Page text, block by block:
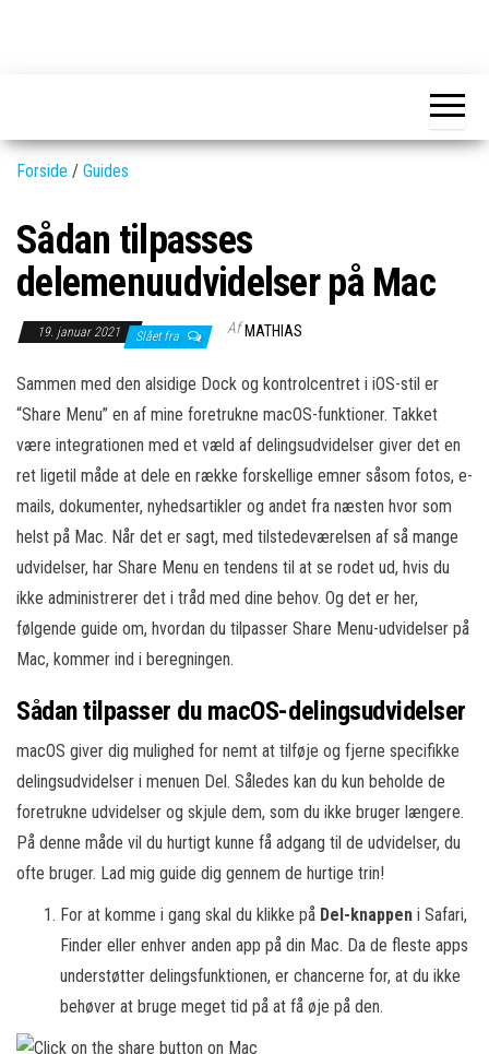
nyeste
Forside / Guides
Sådan tilpasses
delemenuudvidelser på Mac
19. januar 2021 Slået fra Af MATHIAS
Sammen med den alsidige Dock og kontrolcentret i iOS-stil er
“Share Menu” en af mine foretrukne macOS-funktioner. Takket
være integrationen med et væld af delingsudvidelser giver det en
ret ligetil måde at dele en række forskellige emner såsom fotos, e-
mails, dokumenter, nyhedsartikler og andet fra næsten hvor som
helst på Mac. Når det er sagt, med tilstedeværelsen af så mange
udvidelser, har Share Menu en tendens til at se rodet ud, hvis du
ikke administrerer det i tråd med dine behov. Og det er her,
følgende guide om, hvordan du tilpasser Share Menu-udvidelser på
Mac, kommer ind i beregningen.
Sådan tilpasser du macOS-delingsudvidelser
macOS giver dig mulighed for nemt at tilføje og fjerne specifikke
delingsudvidelser i menuen Del. Således kan du kun beholde de
foretrukne udvidelser og skjule dem, som du ikke bruger længere.
På denne måde vil du hurtigt kunne få adgang til de udvidelser, du
ofte bruger. Lad mig guide dig gennem de hurtige trin!
For at komme i gang skal du klikke på Del-knappen i Safari,
Finder eller enhver anden app på din Mac. Da de fleste apps
understøtter delingsfunktionen, er chancerne for, at du ikke
behøver at bruge meget tid på at få øje på den.